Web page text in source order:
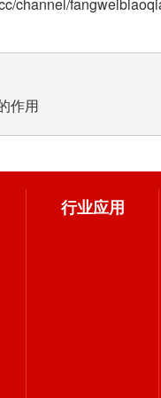
作用
行业应用